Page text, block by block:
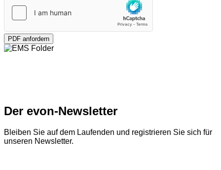
PDF anfordern
Der evon-Newsletter
Bleiben Sie auf dem Laufenden und registrieren Sie sich für
unseren Newsletter.